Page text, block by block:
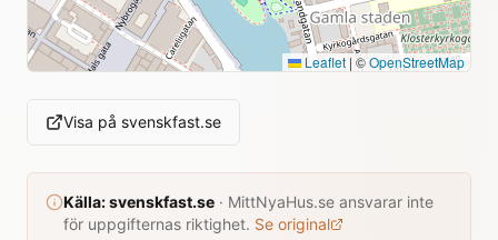
Leaflet | ©OpenStreetMap
Visa på svenskfast.se
Källa:svenskfast.se · MittNyaHus.se ansvarar inte
för uppgifternas riktighet. Se original